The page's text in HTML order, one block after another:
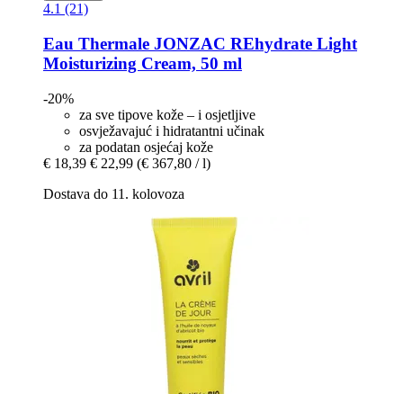
4.1 (21)
Eau Thermale JONZAC REhydrate Light
Moisturizing Cream, 50 ml
-20%
za sve tipove kože – i osjetljive
osvježavajuć i hidratantni učinak
za podatan osjećaj kože
€ 18,39 € 22,99 (€ 367,80 / l)
Dostava do 11. kolovoza